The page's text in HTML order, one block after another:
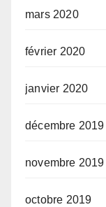
mars 2020
février 2020
janvier 2020
décembre 2019
novembre 2019
octobre 2019